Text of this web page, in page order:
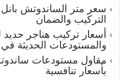
سعر متر الساندوتش
التركيب والضمان
أسعار تركيب هناجر حديد
والمستودعات الحديثة
مقاول مستودعات
بأسعار تنافسية